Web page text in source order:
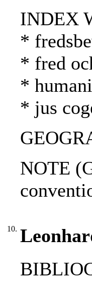
INDEX
*
* fred
*
* jus
NOTE
10.